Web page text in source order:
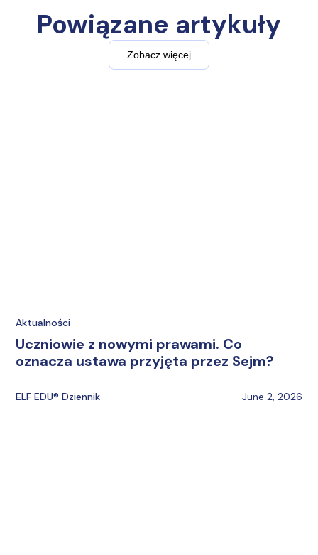
Powiązane artykuły
Zobacz więcej
Aktualności
Uczniowie z nowymi prawami. Co
oznacza ustawa przyjęta przez Sejm?
ELF EDU® Dziennik June 2, 2026